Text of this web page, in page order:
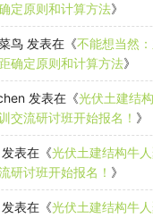
定原则和计算方法》
鸟 发表在《不能想当然
确定原则和计算方法》
发表在《光伏土建结
交流研讨班开始报名！ 》
发表在《光伏土建结构牛
研讨班开始报名！ 》
发表在《光伏土建结构牛